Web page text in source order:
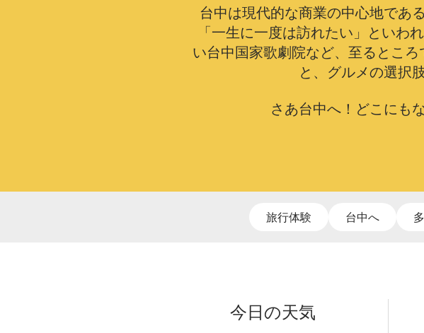
台中は現代的な商業の中心地であ
「一生に一度は訪れたい」といわ
い台中国家歌劇院など、至るとこ
と、グルメの選択
さあ台中へ！どこにも
旅行体験 台中へ
今日の天気